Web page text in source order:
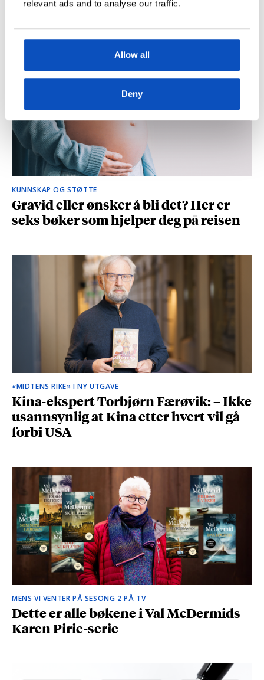
relevant ads and to analyse our traffic.
Allow all
Deny
og spionasje ble helt uinteressant i
KUNNSKAP OG STØTTE
Gravid eller ønsker å bli det? Her er
seks bøker som hjelper deg på reisen
«MIDTENS RIKE» I NY UTGAVE
Kina-ekspert Torbjørn Færøvik: – Ikke
usannsynlig at Kina etter hvert vil gå
forbi USA
MENS VI VENTER PÅ SESONG 2 PÅ TV
Dette er alle bøkene i Val McDermids
Karen Pirie-serie